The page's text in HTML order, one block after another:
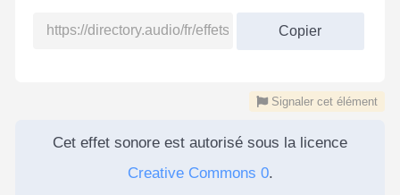
Copier
Signaler cet élément
Cet effet sonore est autorisé sous la licence
Creative Commons 0.